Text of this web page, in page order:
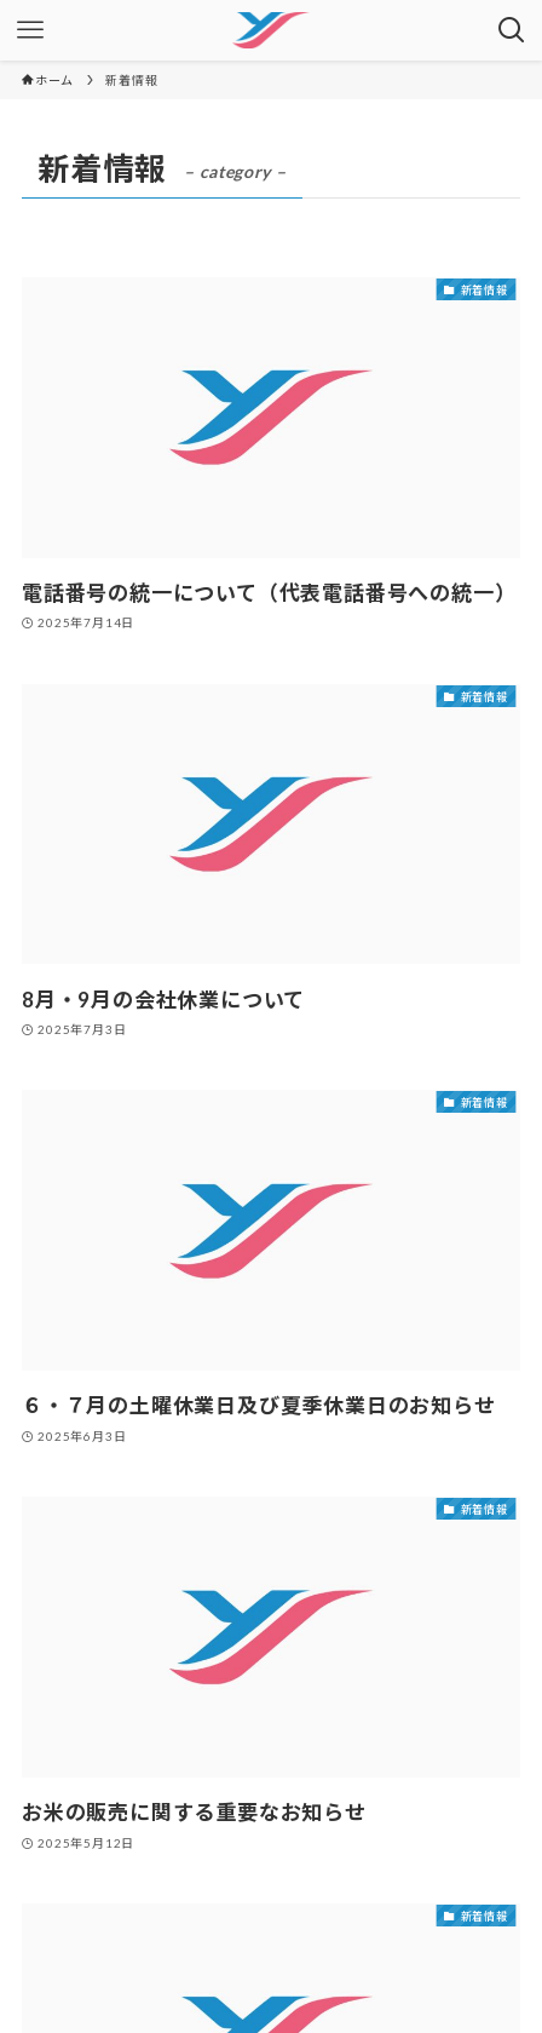
ホーム 新着情報
新着情報 – category –
新着情報
電話番号の統一について（代表電話番号への統一）
2025年7月14日
新着情報
8月・9月の会社休業について
2025年7月3日
新着情報
６・７月の土曜休業日及び夏季休業日のお知らせ
2025年6月3日
新着情報
お米の販売に関する重要なお知らせ
2025年5月12日
新着情報